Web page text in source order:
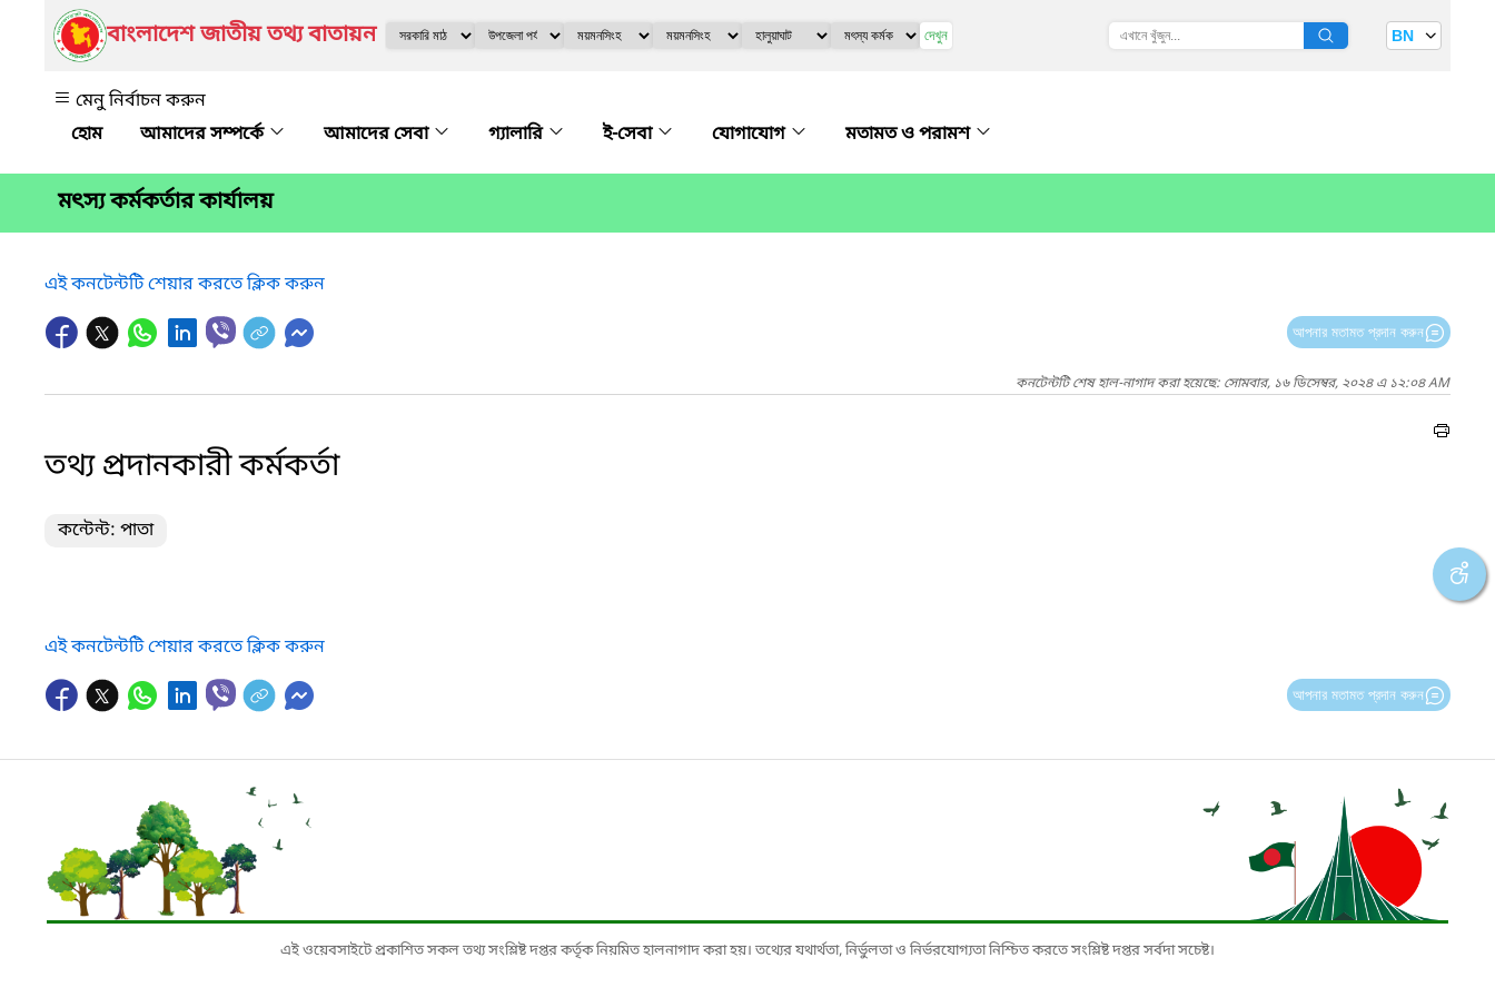
বাংলাদেশ জাতীয় তথ্য বাতায়ন দেখুন BN
মেনু নির্বাচন করুন
আমাদের সম্পর্কে
আমাদের সেবা গ্যালারি ই-সেবা যোগাযোগ মতামত ও পরামশ
মৎস্য কর্মকর্তার কার্যালয়
এই কনটেন্টটি শেয়ার করতে ক্লিক করুন
আপনার মতামত প্রদান করুন
কনটেন্টটি শেষ হাল-নাগাদ করা হয়েছে: সোমবার, ১৬ ডিসেম্বর, ২০২৪ এ ১২:০৪ AM
তথ্য প্রদানকারী কর্মকর্তা
কন্টেন্ট: পাতা
এই কনটেন্টটি শেয়ার করতে ক্লিক করুন
আপনার মতামত প্রদান করুন
এই ওয়েবসাইটে প্রকাশিত সকল তথ্য সংশ্লিষ্ট দপ্তর কর্তৃক নিয়মিত হালনাগাদ করা হয়। তথ্যের যথার্থতা, নির্ভুলতা ও নির্ভরযোগ্যতা নিশ্চিত করতে সংশ্লিষ্ট দপ্তর সর্বদা সচেষ্ট।